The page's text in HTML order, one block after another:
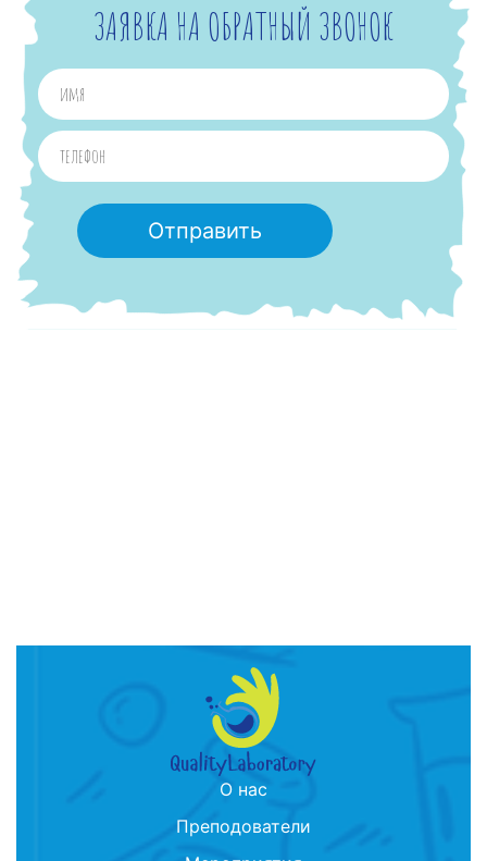
ЗАЯВКА НА ОБРАТНЫЙ ЗВОНОК
О нас
Преподователи